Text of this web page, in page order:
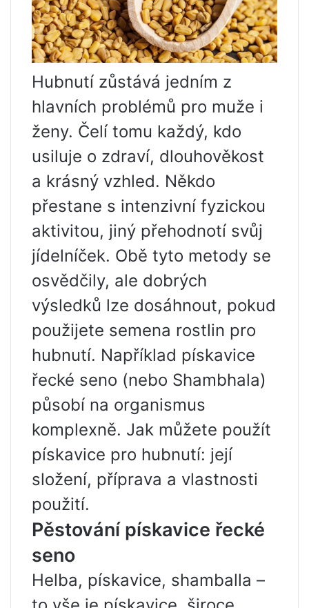
Hubnutí zůstává jedním z
hlavních problémů pro muže i
ženy. Čelí tomu každý, kdo
usiluje o zdraví, dlouhověkost
a krásný vzhled. Někdo
přestane s intenzivní fyzickou
aktivitou, jiný přehodnotí svůj
jídelníček. Obě tyto metody se
osvědčily, ale dobrých
výsledků lze dosáhnout, pokud
použijete semena rostlin pro
hubnutí. Například pískavice
řecké seno (nebo Shambhala)
působí na organismus
komplexně. Jak můžete použít
pískavice pro hubnutí: její
složení, příprava a vlastnosti
použití.
Pěstování pískavice řecké
seno
Helba, pískavice, shamballa –